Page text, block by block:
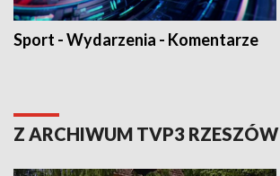
Sport - Wydarzenia - Komentarze
Z ARCHIWUM TVP3 RZESZÓW